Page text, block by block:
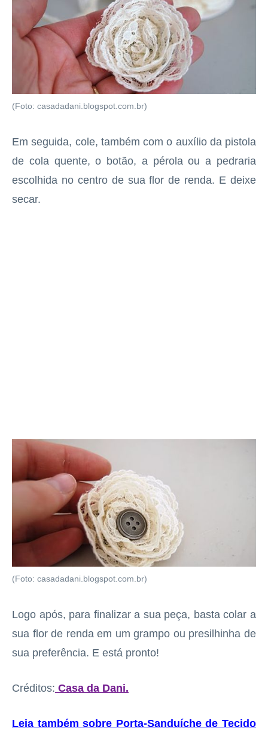
(Foto: casadadani.blogspot.com.br)
Em seguida, cole, também com o auxílio da pistola
de cola quente, o botão, a pérola ou a pedraria
escolhida no centro de sua flor de renda. E deixe
secar.
(Foto: casadadani.blogspot.com.br)
Logo após, para finalizar a sua peça, basta colar a
sua flor de renda em um grampo ou presilhinha de
sua preferência. E está pronto!
Créditos: Casa da Dani.
Leia também sobre Porta-Sanduíche de Tecido